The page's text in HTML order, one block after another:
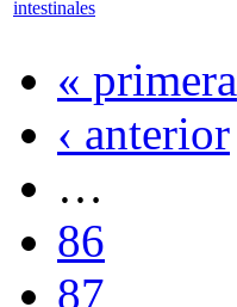
intestinales
« primera
‹ anterior
…
86
87